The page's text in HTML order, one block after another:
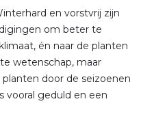
en vorstvrij zijn
om beter te
én naar de planten
wetenschap, maar
door de seizoenen
vooral geduld en een